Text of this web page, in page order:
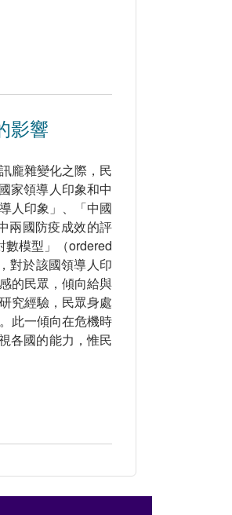
影響
龐雜變化之際，民
家領導人印象和中
人印象」、「中國
兩國防疫成效的評
模型」（ordered
對於該國領導人印
的民眾，傾向給與
究經驗，民眾身處
此一傾向在危機時
各國的能力，惟民